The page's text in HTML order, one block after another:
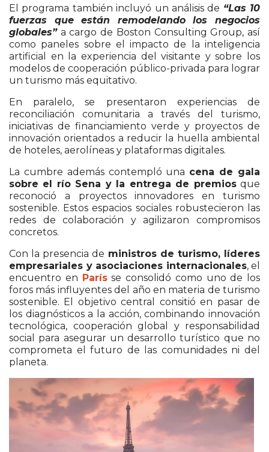
El programa también incluyó un análisis de “Las 10
fuerzas que están remodelando los negocios
globales” a cargo de Boston Consulting Group, así
como paneles sobre el impacto de la inteligencia
artificial en la experiencia del visitante y sobre los
modelos de cooperación público-privada para lograr
un turismo más equitativo.
En paralelo, se presentaron experiencias de
reconciliación comunitaria a través del turismo,
iniciativas de financiamiento verde y proyectos de
innovación orientados a reducir la huella ambiental
de hoteles, aerolíneas y plataformas digitales.
La cumbre además contempló una cena de gala
sobre el río Sena y la entrega de premiosque
reconoció a proyectos innovadores en turismo
sostenible. Estos espacios sociales robustecieron las
redes de colaboración y agilizaron compromisos
concretos.
Con la presencia de ministros de turismo, líderes
empresariales y asociaciones internacionales, el
encuentro en París se consolidó como uno de los
foros más influyentes del año en materia de turismo
sostenible. El objetivo central consitió en pasar de
los diagnósticos a la acción, combinando innovación
tecnológica, cooperación global y responsabilidad
social para asegurar un desarrollo turístico que no
comprometa el futuro de las comunidades ni del
planeta.